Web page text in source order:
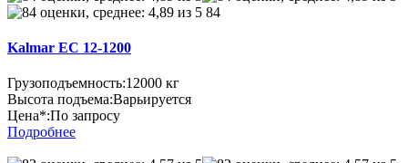
84
Kalmar EC 12-1200
Грузоподъемность:12000 кг
Высота подъема:Варьируется
Цена*:По запросу
Подробнее